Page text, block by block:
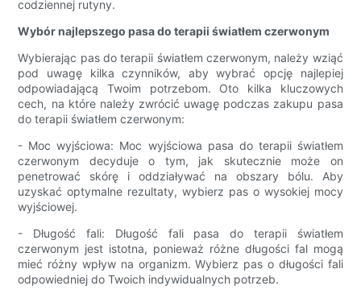
codziennej rutyny.
Wybór najlepszego pasa do terapii światłem czerwonym
Wybierając pas do terapii światłem czerwonym, należy wziąć
pod uwagę kilka czynników, aby wybrać opcję najlepiej
odpowiadającą Twoim potrzebom. Oto kilka kluczowych
cech, na które należy zwrócić uwagę podczas zakupu pasa
do terapii światłem czerwonym:
- Moc wyjściowa: Moc wyjściowa pasa do terapii światłem
czerwonym decyduje o tym, jak skutecznie może on
penetrować skórę i oddziaływać na obszary bólu. Aby
uzyskać optymalne rezultaty, wybierz pas o wysokiej mocy
wyjściowej.
- Długość fali: Długość fali pasa do terapii światłem
czerwonym jest istotna, ponieważ różne długości fal mogą
mieć różny wpływ na organizm. Wybierz pas o długości fali
odpowiedniej do Twoich indywidualnych potrzeb.